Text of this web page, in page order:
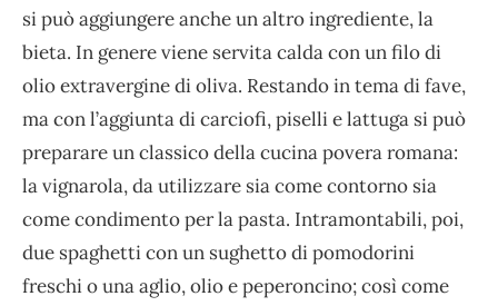
si può aggiungere anche un altro ingrediente, la
bieta. In genere viene servita calda con un filo di
olio extravergine di oliva. Restando in tema di fave,
ma con l’aggiunta di carciofi, piselli e lattuga si può
preparare un classico della cucina povera romana:
la vignarola, da utilizzare sia come contorno sia
come condimento per la pasta. Intramontabili, poi,
due spaghetti con un sughetto di pomodorini
freschi o una aglio, olio e peperoncino; così come